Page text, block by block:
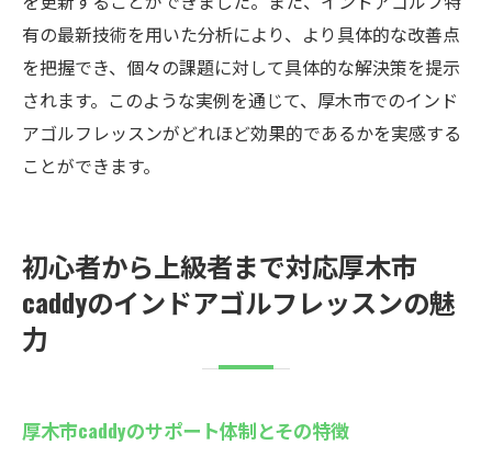
有の最新技術を用いた分析により、より具体的な改善点
を把握でき、個々の課題に対して具体的な解決策を提示
されます。このような実例を通じて、厚木市でのインド
アゴルフレッスンがどれほど効果的であるかを実感する
ことができます。
初心者から上級者まで対応厚木市
caddyのインドアゴルフレッスンの魅
力
厚木市caddyのサポート体制とその特徴